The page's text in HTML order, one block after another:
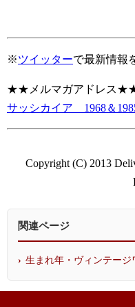
※ツイッターで最新情報
★★メルマガアドレス
サッシカイア 1968＆
Copyright (C) 2013
関連ページ
生まれ年・ヴィンテー